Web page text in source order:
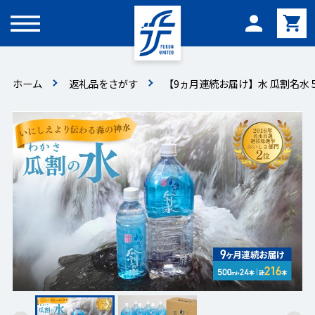
メニュー
ホーム 返礼品をさがす 【9ヵ月連続お届け】水 瓜割名